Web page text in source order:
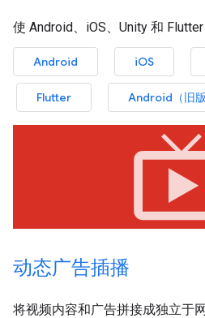
使 Android、iOS、Unity 和
Android iOS
Flutter Android（旧版
动态广告插播
将视频内容和广告拼接成独立于